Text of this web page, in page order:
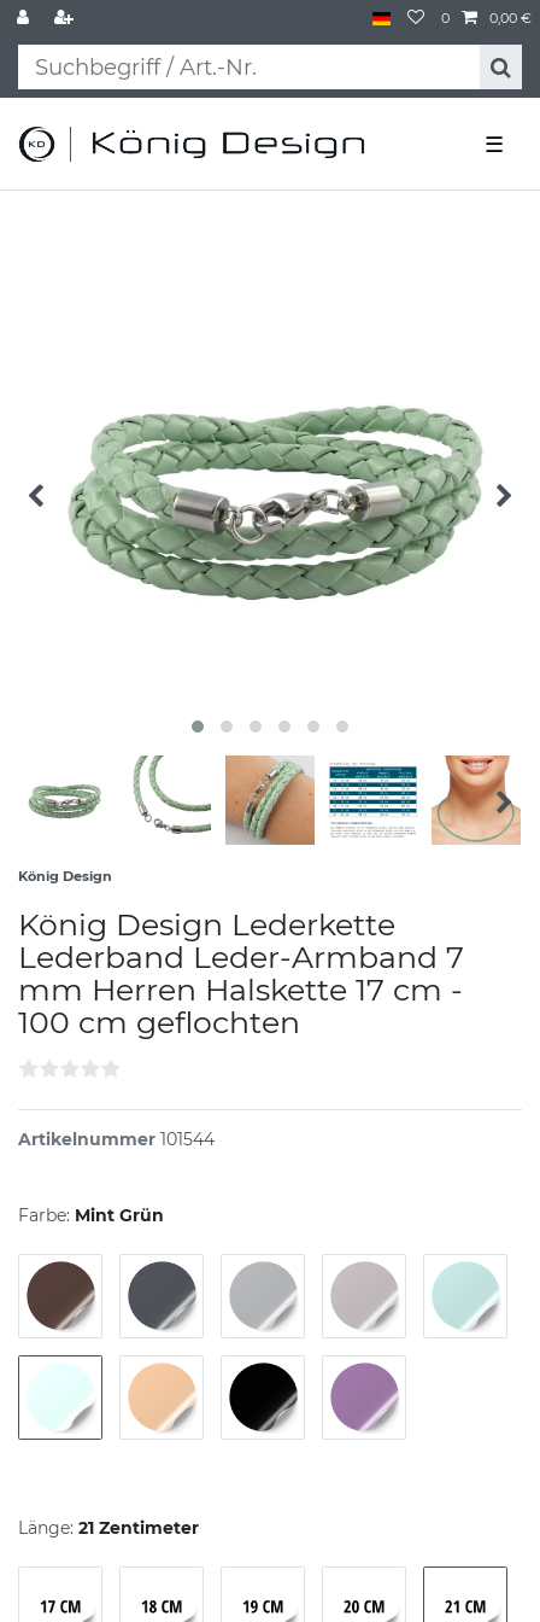
0 0,00 €
☰
König Design
König Design Lederkette
Lederband Leder-Armband 7
mm Herren Halskette 17 cm -
100 cm geflochten
Artikelnummer 101544
Farbe: Mint Grün
Länge: 21 Zentimeter